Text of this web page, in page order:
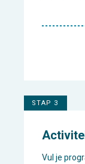
STAP 3
Vul je